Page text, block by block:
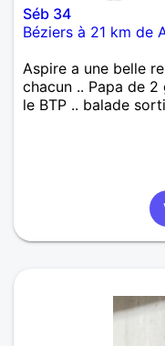
Séb 34
Béziers à 21 km de
Aspire a une belle
chacun .. Papa de
le BTP .. balade